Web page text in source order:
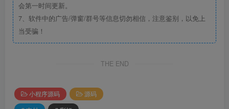
会第一时间更新。
7、软件中的广告/弹窗/群号等信息切勿相信，注意鉴别，以免上
当受骗！
THE END
小程序源码
源码